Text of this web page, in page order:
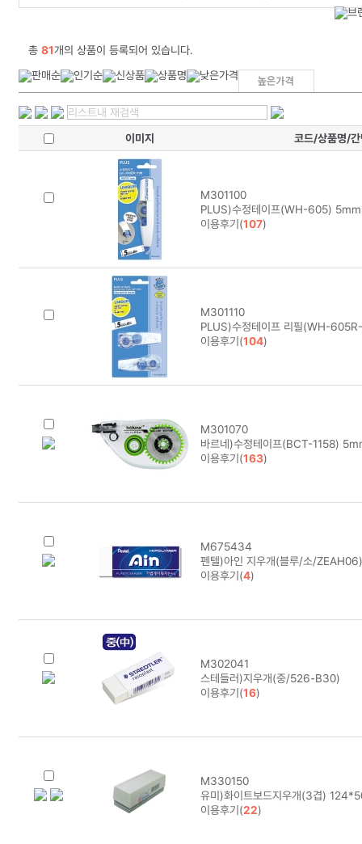
총 81개의 상품이 등록되어 있습니다.
이미지 코드/상품명/간
M301100
PLUS)수정테이프(WH-605)
이용후기(107)
M301110
PLUS)수정테이프 리필(WH-
이용후기(104)
M301070
바르네)수정테이프(BCT-1158)
이용후기(163)
M675434
펜텔)아인 지우개(블루/소/ZEAH06)
이용후기(4)
M302041
스테들러)지우개(중/526-B30)
이용후기(16)
M330150
유미)화이트보드지우개(3겹)
이용후기(22)